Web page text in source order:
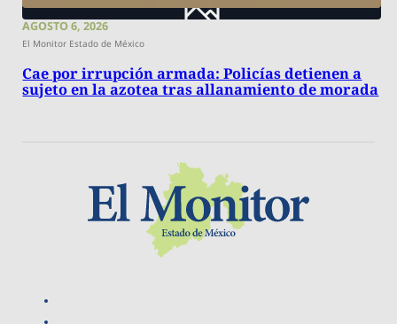
AGOSTO 6, 2026
El Monitor Estado de México
Cae por irrupción armada: Policías detienen a
sujeto en la azotea tras allanamiento de morada